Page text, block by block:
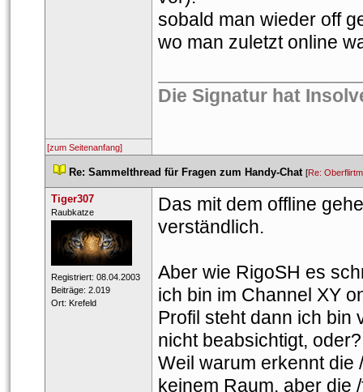
obald man wieder off
wo man zuletzt online
Die Signatur hat
[zum Seitenanfang]
Re: Sammelthread für Fragen zum Handy-Chat [Re:
Tiger307
​Raubkatze
Registriert: 08.04.2003
Beiträge: 2.019
Ort: Krefeld
Das mit dem offline
verständlich.
Aber wie RigoSH es
ich bin im Channel XY
Profil steht dann ich bin
nicht beabsichtigt, oder?
Weil warum erkennt die
keinem Raum, aber die